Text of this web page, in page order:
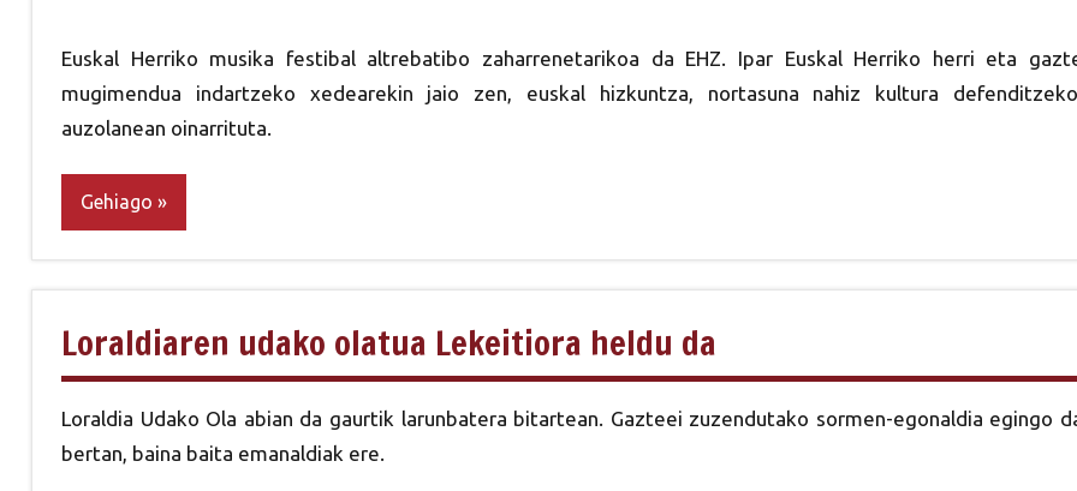
Euskal Herriko musika festibal altrebatibo zaharrenetarikoa da EHZ. Ipar Euskal Herriko herri eta
mugimendua indartzeko xedearekin jaio zen, euskal hizkuntza, nortasuna nahiz kultura
auzolanean oinarrituta.
Gehiago
Loraldiaren udako olatua Lekeitiora heldu da
Loraldia Udako Ola abian da gaurtik larunbatera bitartean. Gazteei zuzendutako sormen-egonaldia egingo
bertan, baina baita emanaldiak ere.